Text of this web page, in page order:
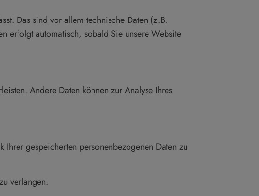
Das sind vor allem technische Daten (z.B.
erfolgt automatisch, sobald Sie unsere Website
Andere Daten können zur Analyse Ihres
gespeicherten personenbezogenen Daten zu
verlangen.